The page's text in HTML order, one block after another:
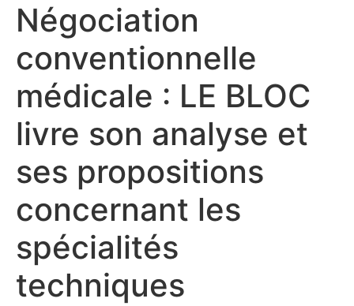
Négociation
conventionnelle
médicale : LE BLOC
livre son analyse et
ses propositions
concernant les
spécialités
techniques